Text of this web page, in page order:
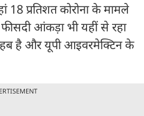
18 प्रतिशत कोरोना के मामले
आंकड़ा भी यहीं से रहा
हब है और यूपी आइवरमेक्टिन के